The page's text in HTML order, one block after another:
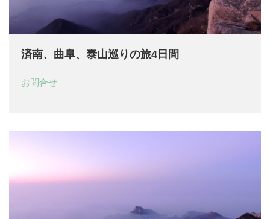
済南、曲阜、泰山巡りの旅4日間
お問合せ